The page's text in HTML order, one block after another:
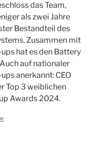
das Team,
als zwei Jahre
Bestandteil des
Zusammen mit
hat es den Battery
auf nationaler
anerkannt: CEO
Top 3 weiblichen
Awards 2024.